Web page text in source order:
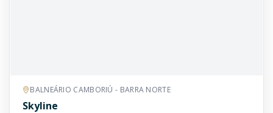
BALNEÁRIO CAMBORIÚ - BARRA NORTE
Skyline